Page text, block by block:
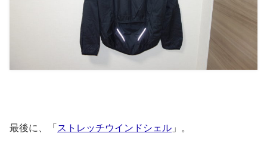
最後に、「 ストレッチウインドシェル 」。